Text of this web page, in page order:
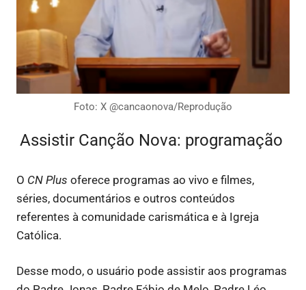
Foto: X @cancaonova/Reprodução
Assistir Canção Nova: programação
O CN Plus oferece programas ao vivo e filmes,
séries, documentários e outros conteúdos
referentes à comunidade carismática e à Igreja
Católica.
Desse modo, o usuário pode assistir aos programas